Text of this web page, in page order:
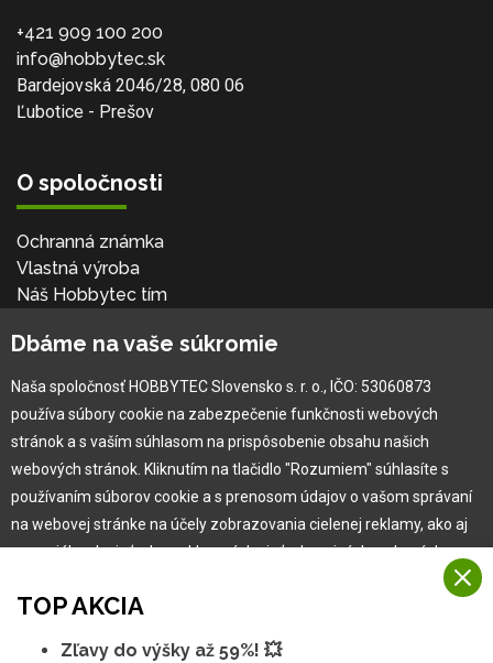
+421 909 100 200
info@hobbytec.sk
Bardejovská 2046/28, 080 06
Ľubotice - Prešov
O spoločnosti
Ochranná známka
Vlastná výroba
Náš Hobbytec tím
Naša história
Pre zákazníka
Garancia najlepšej ceny
Užívateľský manuál
Reklamácia
TOP AKCIA
Zľavy do výšky až 59%! 💥
Dbáme na vaše súkromie
Naša spoločnosť HOBBYTEC Slovensko s. r. o., IČO: 53060873
používa súbory cookie na zabezpečenie funkčnosti webových
stránok a s vaším súhlasom na prispôsobenie obsahu našich
webových stránok. Kliknutím na tlačidlo "Rozumiem" súhlasíte s
používaním súborov cookie a s prenosom údajov o vašom správaní
na webovej stránke na účely zobrazovania cielenej reklamy, ako aj
na sociálnych sieťach a reklamných sieťach na iných webových
Viac informácií